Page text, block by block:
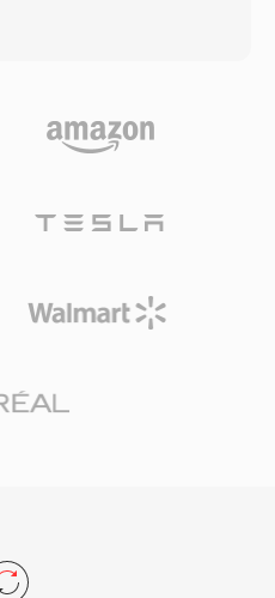
텀과 이후 AAC의 부상
의 RealAudio 10)은 CD
, 적응형 멀티 비트레이
결에서 재생 중단을 최소
수억 대의 PC에 설치되
같은 표준에 영향을